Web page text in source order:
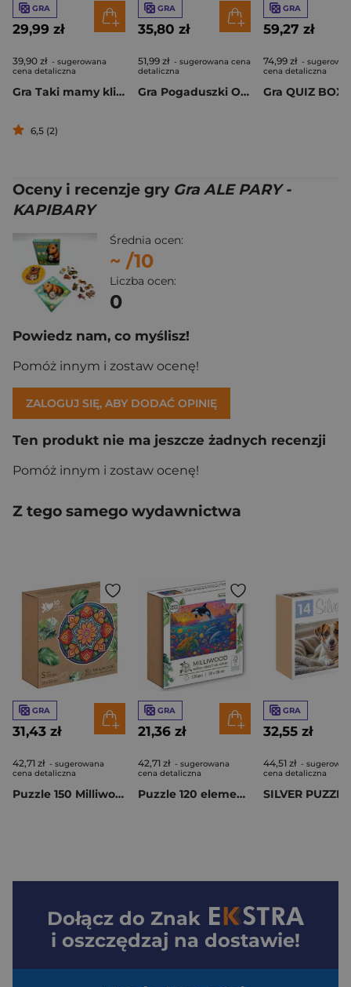
GRA
29,99 zł
39,90 zł - sugerowana
cena detaliczna
Gra Taki mamy klimat
6,5 (2)
GRA
35,80 zł
51,99 zł - sugerowana cena
detaliczna
Gra Pogaduszki O jedzeniu
GRA
59,27 zł
74,99 zł -
cena detaliczna
Oceny i recenzje gry Gra ALE PARY -
KAPIBARY
Średnia ocen:
~ /10
Liczba ocen:
0
Powiedz nam, co myślisz!
Pomóż innym i zostaw ocenę!
ZALOGUJ SIĘ, ABY DODAĆ OPINIĘ
Ten produkt nie ma jeszcze żadnych recenzji
Pomóż innym i zostaw ocenę!
Z tego samego wydawnictwa
GRA
31,43 zł
42,71 zł - sugerowana
cena detaliczna
Puzzle 150 Milliwood Peace and harmony Mandala Nadziei
GRA
21,36 zł
42,71 zł - sugerowana
cena detaliczna
Puzzle 120 elementów Milliwood Głębia Oceanu
GRA
32,55 zł
44,51 zł -
cena detaliczna
Dołącz do Znak
i oszczędzaj na dostawie!